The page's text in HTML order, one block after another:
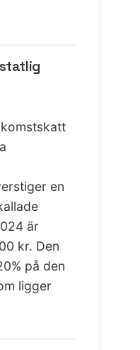
en
är
kr. Den
på den
ligger